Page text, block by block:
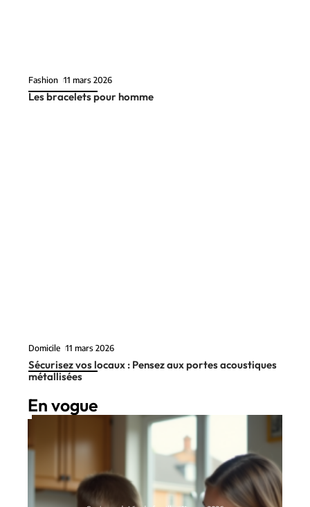
Fashion 11 mars 2026
Les bracelets pour homme
Domicile 11 mars 2026
Sécurisez vos locaux : Pensez aux portes acoustiques
métallisées
En vogue